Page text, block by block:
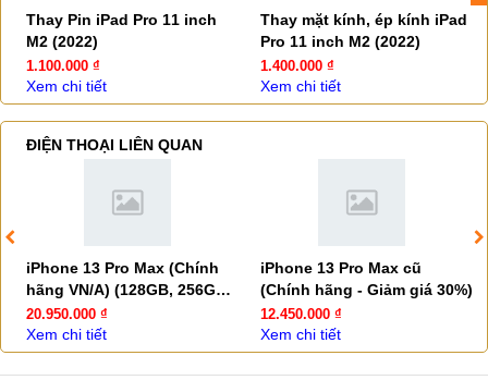
Thay Pin iPad Pro 11 inch
M2 (2022)
1.100.000 ₫
Xem chi tiết
Thay mặt kính, ép kính iPad
Pro 11 inch M2 (2022)
1.400.000 ₫
Xem chi tiết
ĐIỆN THOẠI LIÊN QUAN
iPhone 13 Pro Max (Chính
hãng VN/A) (128GB, 256GB,
512GB)
20.950.000 ₫
Xem chi tiết
iPhone 13 Pro Max cũ
(Chính hãng - Giảm giá 30%)
12.450.000 ₫
Xem chi tiết